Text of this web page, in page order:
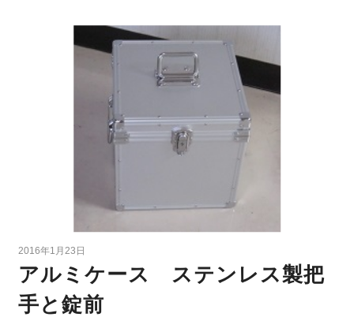
2016年1月23日
アルミケース ステンレス製把
手と錠前